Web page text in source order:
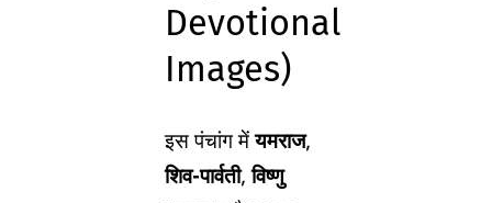
Devotional
Images)
इस पंचांग मेंयमराज,
शिव-पार्वती,विष्णु